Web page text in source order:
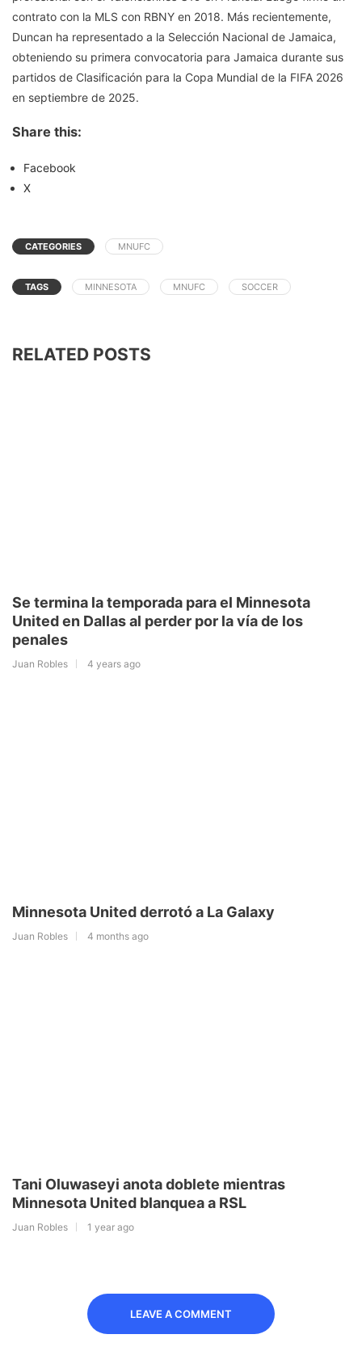
contrato con la MLS con RBNY en 2018. Más recientemente,
Duncan ha representado a la Selección Nacional de Jamaica,
obteniendo su primera convocatoria para Jamaica durante sus
partidos de Clasificación para la Copa Mundial de la FIFA 2026
en septiembre de 2025.
Share this:
Facebook
X
CATEGORIES MNUFC
TAGS MINNESOTA MNUFC SOCCER
RELATED POSTS
Se termina la temporada para el Minnesota
United en Dallas al perder por la vía de los
penales
Juan Robles 4 years ago
Minnesota United derrotó a La Galaxy
Juan Robles 4 months ago
Tani Oluwaseyi anota doblete mientras
Minnesota United blanquea a RSL
Juan Robles 1 year ago
LEAVE A COMMENT